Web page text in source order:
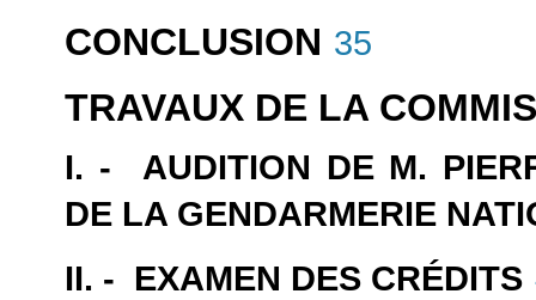
CONCLUSION 35
TRAVAUX DE LA
I. - AUDITION DE M.
DE LA GENDARMERIE
II. - EXAMEN DES CRÉDITS